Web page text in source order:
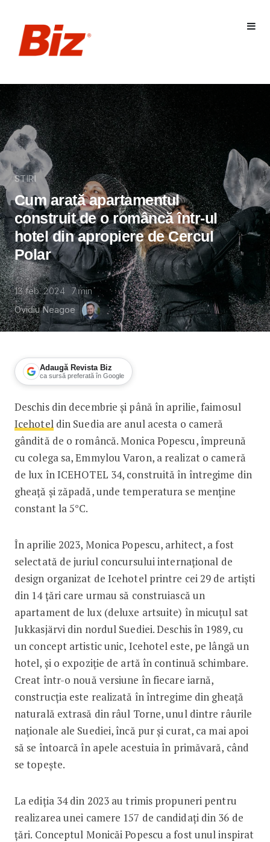
STIRI
Cum arată apartamentul
construit de o româncă într-ul
hotel din apropiere de Cercul
Polar
13 feb. 2024 7min
Ovidiu Neagoe
Adaugă Revista Biz
ca sursă preferată în Google
Cum arată apartamentul construit
Deschis din decembrie și până în aprilie, faimosul
Icehoteldin Suedia are anul acesta o cameră
gândită de o româncă. Monica Popescu, împreună
cu colega sa, Emmylou Varon, a realizat o cameră
de lux în ICEHOTEL 34, construită în întregime din
gheață și zăpadă, unde temperatura se menține
constant la 5°C.
În aprilie 2023, Monica Popescu, arhitect, a fost
selectată de juriul concursului internațional de
design organizat de Icehotel printre cei 29 de artiști
din 14 țări care urmau să construiască un
apartament de lux (deluxe artsuite) în micuțul sat
Jukkasjärvi din nordul Suediei. Deschis în 1989, cu
un concept artistic unic, Icehotel este, pe lângă un
hotel, și o expoziție de artă în continuă schimbare.
Creat într-o nouă versiune în fiecare iarnă,
construcția este realizată în întregime din gheață
naturală extrasă din râul Torne, unul dintre râurile
naționale ale Suediei, încă pur și curat, ca mai apoi
să se întoarcă în apele acestuia în primăvară, când
se topește.
La ediția 34 din 2023 au trimis propuneri pentru
realizarea unei camere 157 de candidați din 36 de
țări. Conceptul Monicăi Popescu a fost unul inspirat